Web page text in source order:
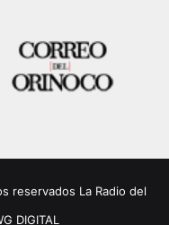
reservados La Radio del
DIGITAL